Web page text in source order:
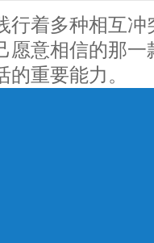
行着多种相互
愿意相信的那一
重要能力。